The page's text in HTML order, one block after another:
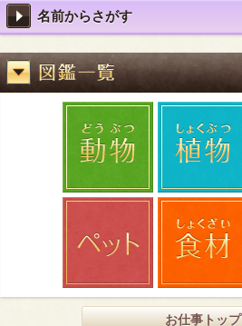
名前からさがす
お仕事トップ